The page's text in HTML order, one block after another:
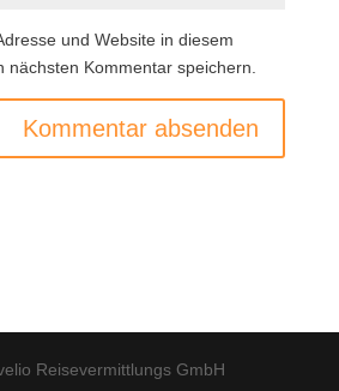
und Website in diesem
nächsten Kommentar speichern.
Reisevermittlungs GmbH